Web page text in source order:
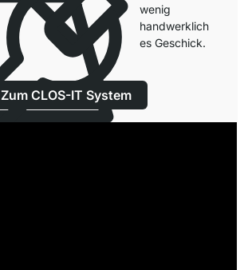
wenig
handwerklich
es Geschick.
Zum CLOS-IT System